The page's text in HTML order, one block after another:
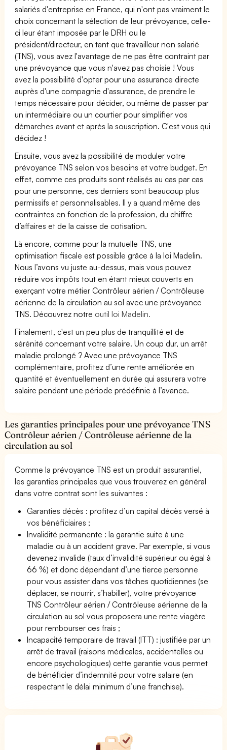
salariés d'entreprise en France, qui n'ont pas vraiment le
choix concernant la sélection de leur prévoyance, celle-
ci leur étant imposée par le DRH ou le
président/directeur, en tant que travailleur non salarié
(TNS), vous avez l'avantage de ne pas être contraint par
une prévoyance que vous n'avez pas choisie ! Vous
avez la possibilité d'opter pour une assurance directe
auprès d'une compagnie d'assurance, de prendre le
temps nécessaire pour décider, ou même de passer par
un intermédiaire ou un courtier pour simplifier vos
démarches avant et après la souscription. C'est vous qui
décidez !
Ensuite, vous avez la possibilité de moduler votre
prévoyance TNS selon vos besoins et votre budget. En
effet, comme ces produits sont réalisés au cas par cas
pour une personne, ces derniers sont beaucoup plus
permissifs et personnalisables. Il y a quand même des
contraintes en fonction de la profession, du chiffre
d’affaires et de la caisse de cotisation.
Là encore, comme pour la mutuelle TNS, une
optimisation fiscale est possible grâce à la loi Madelin.
Nous l’avons vu juste au-dessus, mais vous pouvez
réduire vos impôts tout en étant mieux couverts en
exerçant votre métier Contrôleur aérien / Contrôleuse
aérienne de la circulation au sol avec une prévoyance
TNS. Découvrez notre outil loi Madelin.
Finalement, c'est un peu plus de tranquillité et de
sérénité concernant votre salaire. Un coup dur, un arrêt
maladie prolongé ? Avec une prévoyance TNS
complémentaire, profitez d’une rente améliorée en
quantité et éventuellement en durée qui assurera votre
salaire pendant une période prédéfinie à l’avance.
Les garanties principales pour une prévoyance TNS
Contrôleur aérien / Contrôleuse aérienne de la
circulation au sol
Comme la prévoyance TNS est un produit assurantiel,
les garanties principales que vous trouverez en général
dans votre contrat sont les suivantes :
Garanties décès : profitez d’un capital décès versé à
vos bénéficiaires ;
Invalidité permanente : la garantie suite à une
maladie ou à un accident grave. Par exemple, si vous
devenez invalide (taux d’invalidité supérieur ou égal à
66 %) et donc dépendant d’une tierce personne
pour vous assister dans vos tâches quotidiennes (se
déplacer, se nourrir, s’habiller), votre prévoyance
TNS Contrôleur aérien / Contrôleuse aérienne de la
circulation au sol vous proposera une rente viagère
pour rembourser ces frais ;
Incapacité temporaire de travail (ITT) : justifiée par un
arrêt de travail (raisons médicales, accidentelles ou
encore psychologiques) cette garantie vous permet
de bénéficier d’indemnité pour votre salaire (en
respectant le délai minimum d’une franchise).